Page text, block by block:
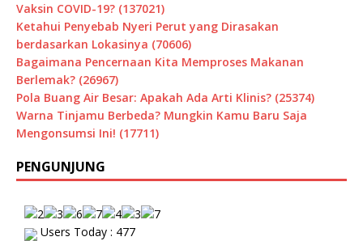
Vaksin COVID-19? (137021)
Ketahui Penyebab Nyeri Perut yang Dirasakan
berdasarkan Lokasinya (70606)
Bagaimana Pencernaan Kita Memproses Makanan
Berlemak? (26967)
Pola Buang Air Besar: Apakah Ada Arti Klinis? (25374)
Warna Tinjamu Berbeda? Mungkin Kamu Baru Saja
Mengonsumsi Ini! (17711)
PENGUNJUNG
Users Today : 477